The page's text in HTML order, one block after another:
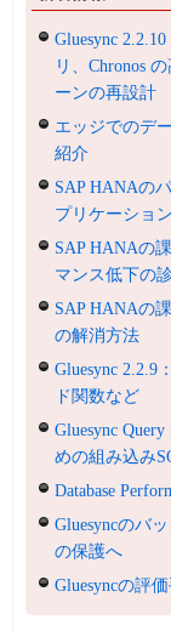
Gluesync
リ、Chronos
ーンの再設計
エッジでのデ
紹介
SAP HANAの
プリケーショ
SAP HANAの
マンス低下の
SAP HANAの
の解消方法
Gluesync 2.2.9
ド関数など
Gluesync
めの組み込み
Database
Gluesyncのバ
の保護へ
Gluesyncの評